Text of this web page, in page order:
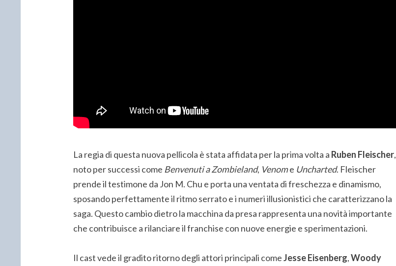
La regia di questa nuova pellicola è stata affidata per la prima volta a Ruben Fleischer,
noto per successi come Benvenuti a Zombieland, Venome Uncharted. Fleischer
prende il testimone da Jon M. Chu e porta una ventata di freschezza e dinamismo,
sposando perfettamente il ritmo serrato e i numeri illusionistici che caratterizzano la
saga. Questo cambio dietro la macchina da presa rappresenta una novità importante
che contribuisce a rilanciare il franchise con nuove energie e sperimentazioni.
Il cast vede il gradito ritorno degli attori principali comeJesse Eisenberg,Woody